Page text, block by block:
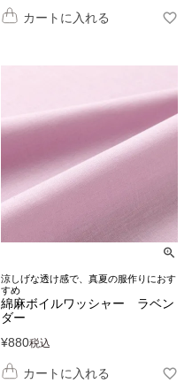
カートに入れる
涼しげな透け感で、真夏の服作りにおす
すめ
綿麻ボイルワッシャー ラベン
ダー
¥880税込
カートに入れる